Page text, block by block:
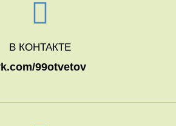
В КОНТАКТЕ
99otvetov